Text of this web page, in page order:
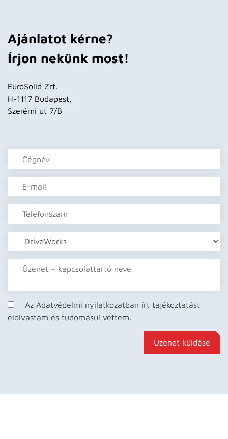
Ajánlatot kérne?
Írjon nekünk most!
EuroSolid Zrt.
H-1117 Budapest,
Szerémi út 7/B
Az Adatvédelmi nyilatkozatban írt tájékoztatást
elolvastam és tudomásul vettem.
Üzenet küldése